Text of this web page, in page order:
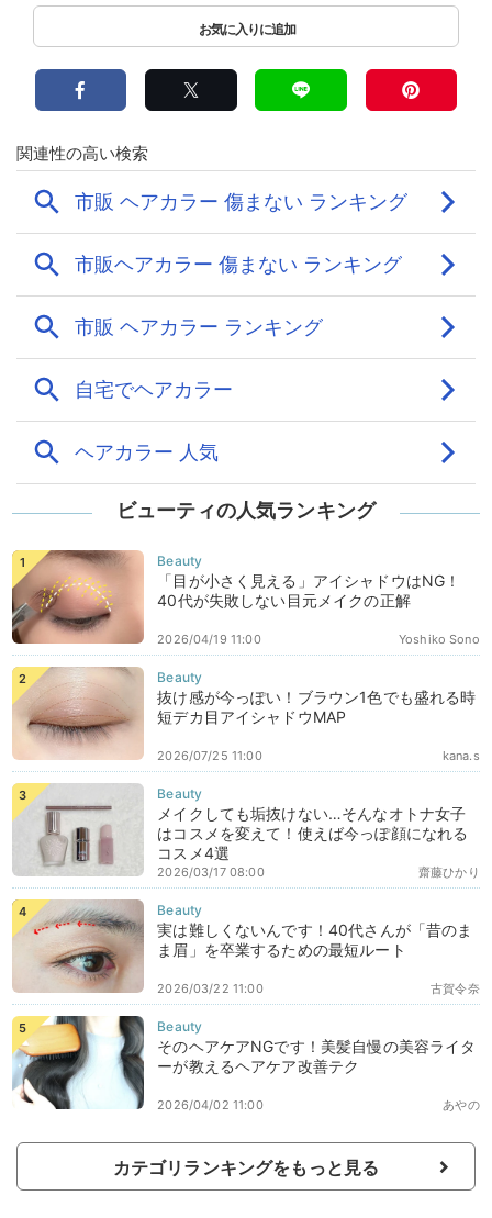
ビューティの人気ランキング
「目が小さく見える」アイシャドウはNG！
40代が失敗しない目元メイクの正解
Yoshiko Sono
2026/04/19 11:00
抜け感が今っぽい！ブラウン1色でも盛れる時
短デカ目アイシャドウMAP
kana.s
2026/07/25 11:00
メイクしても垢抜けない…そんなオトナ女子
はコスメを変えて！使えば今っぽ顔になれる
コスメ4選
齋藤ひかり
2026/03/17 08:00
実は難しくないんです！40代さんが「昔のま
ま眉」を卒業するための最短ルート
古賀令奈
2026/03/22 11:00
そのヘアケアNGです！美髪自慢の美容ライタ
ーが教えるヘアケア改善テク
あやの
2026/04/02 11:00
カテゴリランキングをもっと見る